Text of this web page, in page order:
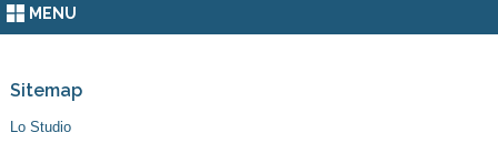
MENU
Sitemap
Lo Studio